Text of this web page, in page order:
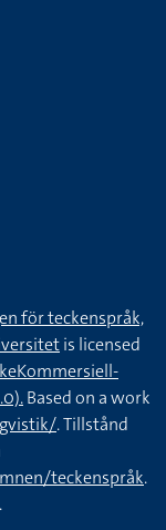
för teckenspråk,
is licensed
Based on a work
. Tillstånd
teckenspråk.
.